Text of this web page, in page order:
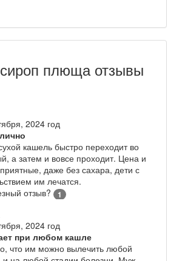
плюща отзывы
2024 год
кашель быстро переходит во
а затем и вовсе проходит. Цена и
даже без сахара, дети с
им лечатся.
отзыв?
1
2024 год
при любом кашле
что им можно вылечить любой